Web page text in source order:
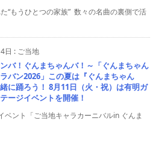
“もうひとつの家族” 数々の名曲の裏側で活
日 : ご当地
バ！ぐんまちゃんバ！～「ぐんまちゃん
バン2026」この夏は『ぐんまちゃん
に踊ろう！ 8月11日（火・祝）は有明ガ
ージイベントを開催！
ント「ご当地キャラカーニバルin ぐんま